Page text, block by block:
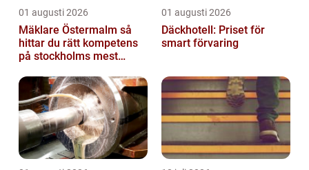
01 augusti 2026
Mäklare Östermalm så
hittar du rätt kompetens
på stockholms mest
01 augusti 2026
Däckhotell: Priset för
smart förvaring